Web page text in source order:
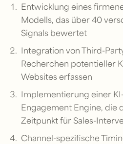
Entwicklung eines
Modells, das über 40
Signals bewertet
Integration von Third-
Recherchen potentieller
Websites erfassen
Implementierung einer
Engagement Engine, die
Zeitpunkt für Sales-
Channel-spezifische